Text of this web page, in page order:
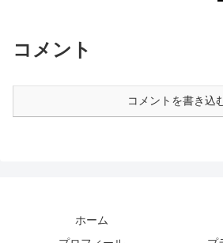
コメント
コメントを書き込
ホーム